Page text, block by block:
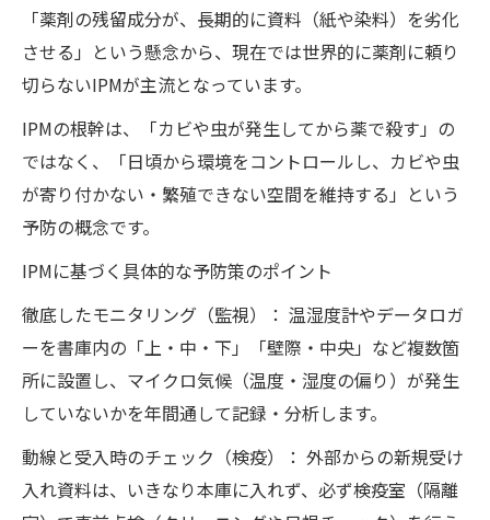
「薬剤の残留成分が、長期的に資料（紙や染料）を劣化
させる」という懸念から、現在では世界的に薬剤に頼り
切らないIPMが主流となっています。
IPMの根幹は、「カビや虫が発生してから薬で殺す」の
ではなく、「日頃から環境をコントロールし、カビや虫
が寄り付かない・繁殖できない空間を維持する」という
予防の概念です。
IPMに基づく具体的な予防策のポイント
徹底したモニタリング（監視）： 温湿度計やデータロガ
ーを書庫内の「上・中・下」「壁際・中央」など複数箇
所に設置し、マイクロ気候（温度・湿度の偏り）が発生
していないかを年間通して記録・分析します。
動線と受入時のチェック（検疫）： 外部からの新規受け
入れ資料は、いきなり本庫に入れず、必ず検疫室（隔離